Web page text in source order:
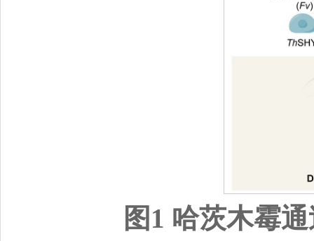
图 1 哈茨木霉